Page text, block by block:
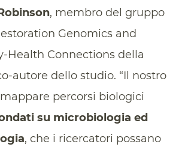
, membro del gruppo
Genomics and
Health Connections della
autore dello studio. “Il nostro
percorsi biologici
su microbiologia ed
, che i ricercatori possano